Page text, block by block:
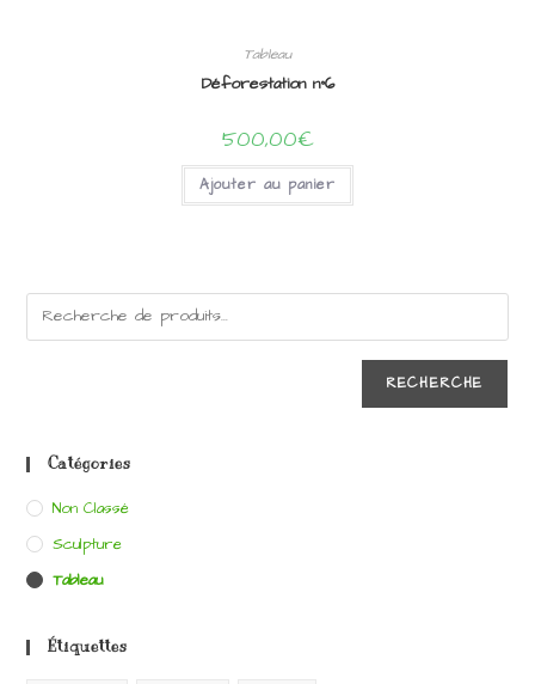
Tableau
Déforestation n°6
500,00€
Ajouter au panier
RECHERCHE
Catégories
Non Classé
Sculpture
Tableau
Étiquettes